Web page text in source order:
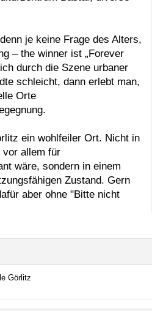
je keine Frage des Alters,
– the winner ist „Forever
durch die Szene urbaner
schleicht, dann erlebt man,
Orte
ein wohlfeiler Ort. Nicht in
vor allem für
wäre, sondern in einem
Zustand. Gern
aber ohne "Bitte nicht
Görlitz